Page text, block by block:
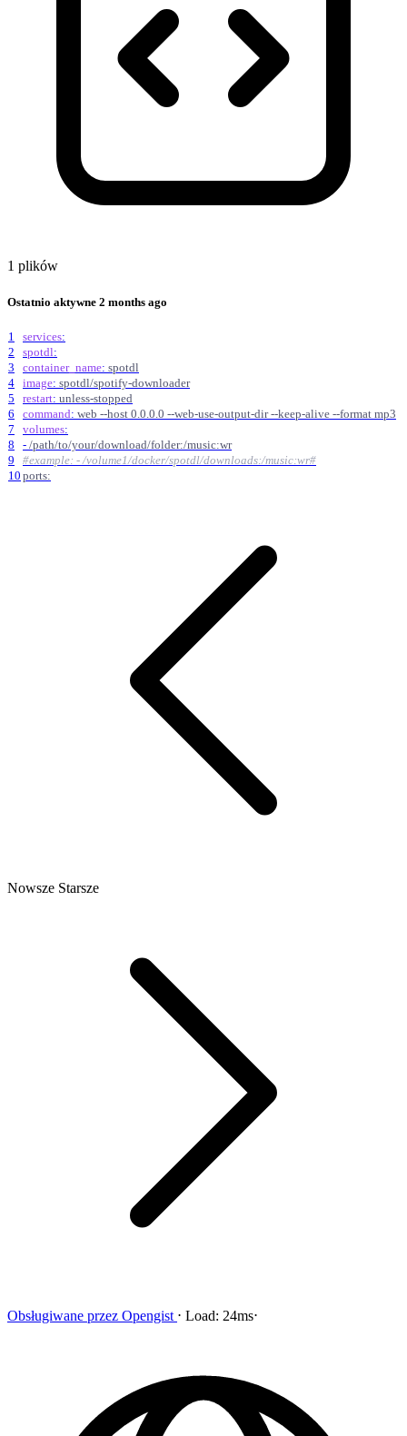
1 plików
Ostatnio aktywne 2 months ago
1 services:
2
spotdl:
3
container_name: spotdl
4
image: spotdl/spotify-downloader
5
restart: unless-stopped
6
command: web --host 0.0.0.0 --web-use-output-dir --keep-alive --format mp3
7
volumes:
8
- /path/to/your/download/folder:/music:wr
9
#example: - /volume1/docker/spotdl/downloads:/music:wr#
10 ports:
Nowsze Starsze
Obsługiwane przez Opengist ⋅ Load: 24ms⋅